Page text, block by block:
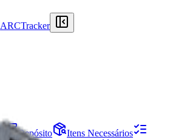
ARCTracker
Depósito
Itens Necessários